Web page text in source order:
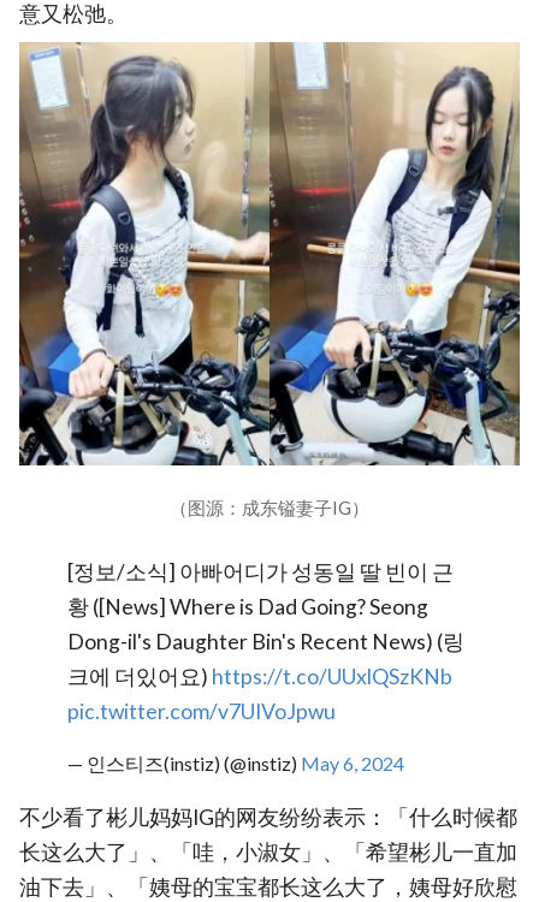
意又松弛。
（图源：成东镒妻子IG）
[정보/소식] 아빠어디가 성동일 딸 빈이 근
황 ([News] Where is Dad Going? Seong
Dong-il's Daughter Bin's Recent News) (링
크에 더있어요) https://t.co/UUxlQSzKNb
pic.twitter.com/v7UIVoJpwu
— 인스티즈(instiz) (@instiz) May 6, 2024
不少看了彬儿妈妈IG的网友纷纷表示：「什么时候都
长这么大了」、「哇，小淑女」、「希望彬儿一直加
油下去」、「姨母的宝宝都长这么大了，姨母好欣慰